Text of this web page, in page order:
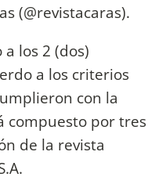
(@revistacaras).
los 2 (dos)
a los criterios
con la
compuesto por tres
de la revista